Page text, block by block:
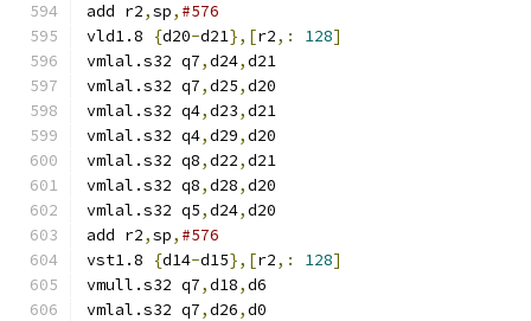
add r2,sp, #576
vld1.8
{d20-d21},[r2,: 128]
vmlal.s32 q7,d24,d21
vmlal.s32 q7,d25,d20
vmlal.s32 q4,d23,d21
vmlal.s32 q4,d29,d20
vmlal.s32 q8,d22,d21
vmlal.s32 q8,d28,d20
vmlal.s32 q5,d24,d20
add r2,sp, #576
vst1.8
{d14-d15},[r2,: 128]
vmull.s32 q7,d18,d6
vmlal.s32 q7,d26,d0